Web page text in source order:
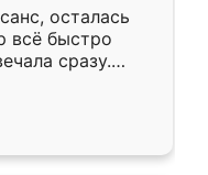
осталась
всё быстро
сразу.
подошёл к
Собрали
даже